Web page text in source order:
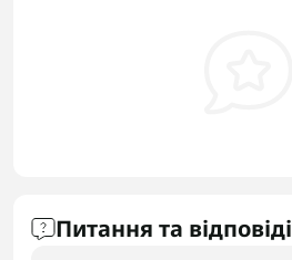
Питання та відповіді